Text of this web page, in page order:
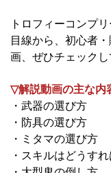
トロフィーコンプ
目線から、初心者
画、ぜひチェック
▽解説動画の主な内
・武器の選び方
・防具の選び方
・ミタマの選び方
・スキルはどうすれ